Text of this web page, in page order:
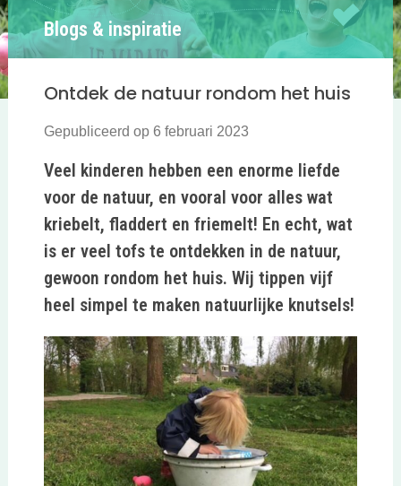
Blogs & inspiratie
Ontdek de natuur rondom het huis
Gepubliceerd op 6 februari 2023
Veel kinderen hebben een enorme liefde
voor de natuur, en vooral voor alles wat
kriebelt, fladdert en friemelt! En echt, wat
is er veel tofs te ontdekken in de natuur,
gewoon rondom het huis. Wij tippen vijf
heel simpel te maken natuurlijke knutsels!